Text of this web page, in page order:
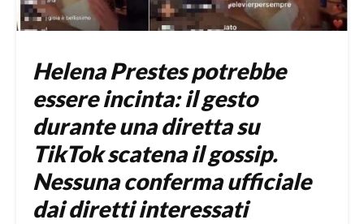
Helena Prestes potrebbe
essere incinta: il gesto
durante una diretta su
TikTok scatena il gossip.
Nessuna conferma ufficiale
dai diretti interessati